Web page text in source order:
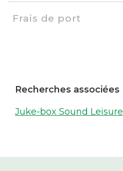
Frais de port
Recherches associées
Juke-box Sound Leisure